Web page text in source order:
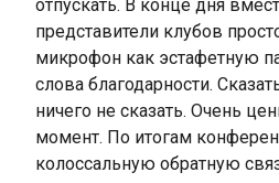
отпускать. В конце дня
представители клубов
микрофон как эстафетную
слова благодарности.
ничего не сказать. Очень
момент. По итогам
колоссальную обратную